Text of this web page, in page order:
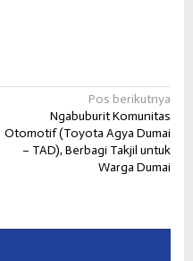
Pos berikutnya
Ngabuburit Komunitas
Otomotif (Toyota Agya Dumai
– TAD), Berbagi Takjil untuk
Warga Dumai